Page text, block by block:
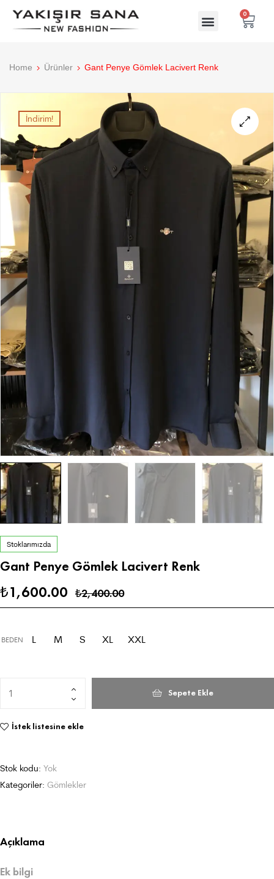
0
Home Ürünler Gant Penye Gömlek Lacivert Renk
İndirim!
Stoklarımızda
Gant Penye Gömlek Lacivert Renk
₺2,400.00
₺1,600.00
BEDEN L M S XL XXL
Sepete Ekle
İstek listesine ekle
Stok kodu: Yok
Kategoriler: Gömlekler
Açıklama
Ek bilgi